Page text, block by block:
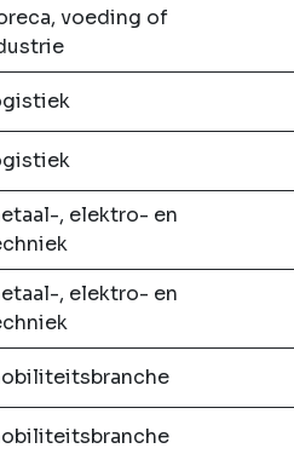
voeding of
, elektro- en
, elektro- en